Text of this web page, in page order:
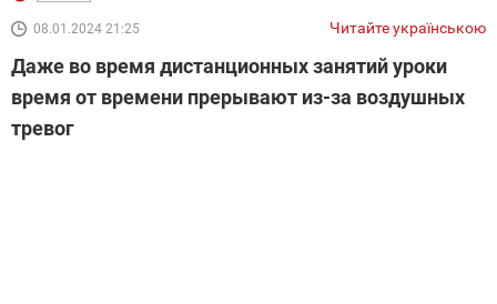
08.01.2024 21:25 Читайте українською
Даже во время дистанционных занятий уроки
время от времени прерывают из-за воздушных
тревог